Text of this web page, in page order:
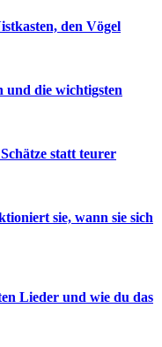
den Vögel
und die wichtigsten
statt teurer
sie, wann sie sich
Lieder und wie du das